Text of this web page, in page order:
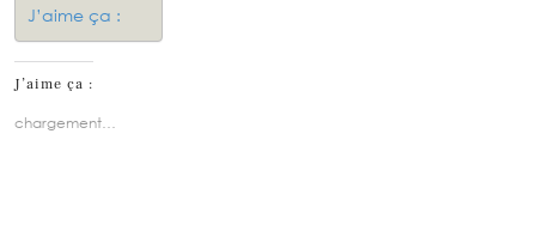
J’aime ça :
J’aime ça :
chargement…